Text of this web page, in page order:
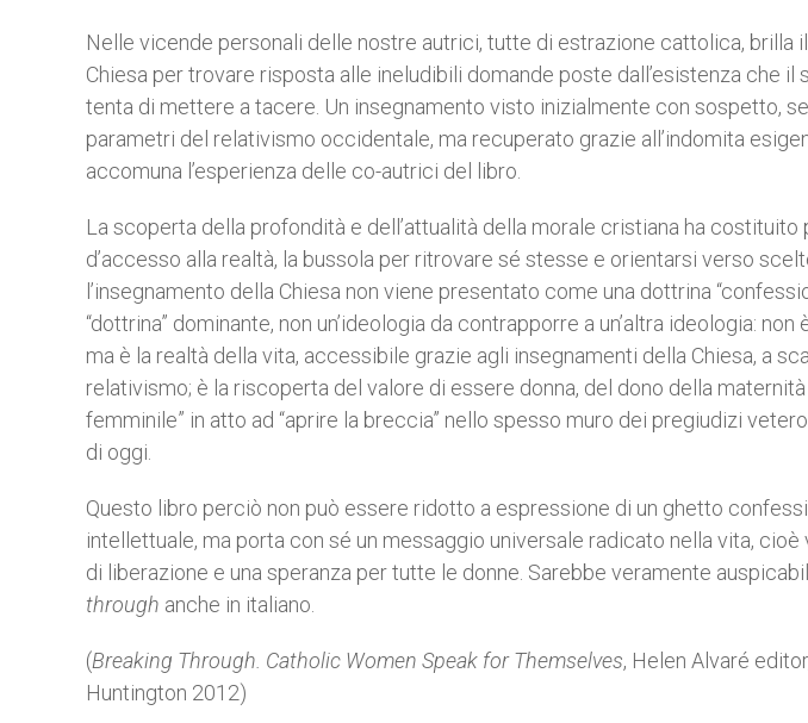
Nelle vicende personali delle nostre autrici, tutte di estrazione cattolica, brilla
Chiesa per trovare risposta alle ineludibili domande poste dall’esistenza che
tenta di mettere a tacere. Un insegnamento visto inizialmente con sospetto,
parametri del relativismo occidentale, ma recuperato grazie all’indomita
accomuna l’esperienza delle co-autrici del libro.
La scoperta della profondità e dell’attualità della morale cristiana ha costituito
d’accesso alla realtà, la bussola per ritrovare sé stesse e orientarsi verso
l’insegnamento della Chiesa non viene presentato come una dottrina
“dottrina” dominante, non un’ideologia da contrapporre a un’altra ideologia:
ma è la realtà della vita, accessibile grazie agli insegnamenti della Chiesa, a
relativismo; è la riscoperta del valore di essere donna, del dono della
femminile” in atto ad “aprire la breccia” nello spesso muro dei pregiudizi
di oggi.
Questo libro perciò non può essere ridotto a espressione di un ghetto
intellettuale, ma porta con sé un messaggio universale radicato nella vita, cioè
di liberazione e una speranza per tutte le donne. Sarebbe veramente
through anche in italiano.
(Breaking Through. Catholic Women Speak for Themselves, Helen Alvaré
Huntington 2012)